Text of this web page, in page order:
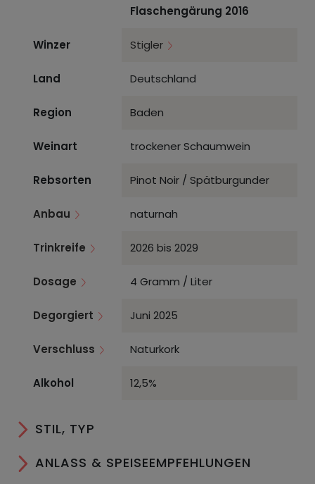
Flaschengärung 2016
Winzer Stigler
Land Deutschland
Region Baden
Weinart trockener Schaumwein
Rebsorten Pinot Noir / Spätburgunder
Anbau naturnah
Trinkreife 2026 bis 2029
Dosage 4 Gramm / Liter
Degorgiert Juni 2025
Verschluss Naturkork
Alkohol 12,5%
STIL, TYP
ANLASS & SPEISEEMPFEHLUNGEN